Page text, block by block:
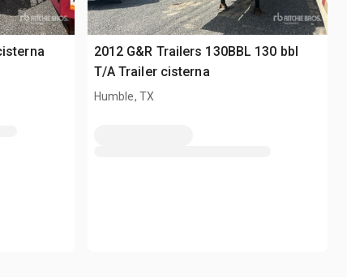
2012 G&R Trailers 130BBL 130 bbl
T/A Trailer cisterna
Humble, TX